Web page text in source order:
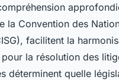
la Convention des
facilitent la
la résolution des
déterminent quelle